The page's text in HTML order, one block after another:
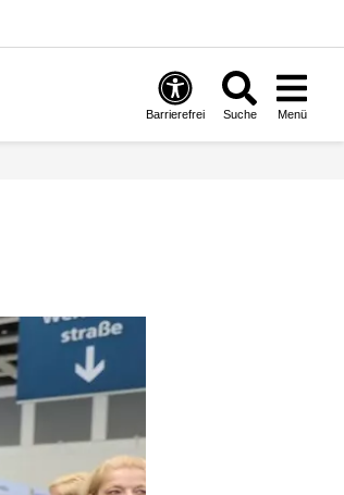
Barrierefrei Suche Menü